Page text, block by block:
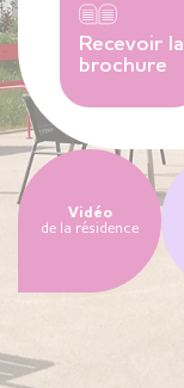
Recevoir la
brochure
Vidéo
de la résidence